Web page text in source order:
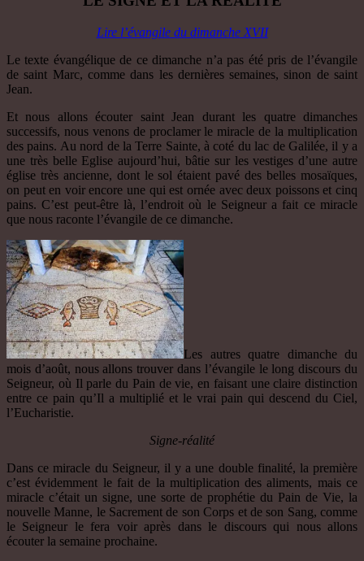
Lire l’évangile du dimanche XVII
Le texte évangélique de ce dimanche n’a pas été pris de l’évangile
de saint Marc, comme dans les dernières semaines, sinon de saint
Jean.
Et nous allons écouter saint Jean durant les quatre dimanches
successifs, nous venons de proclamer le miracle de la multiplication
des pains. Au nord de la Terre Sainte, à coté du lac de Galilée, il y a
une très belle Eglise aujourd’hui, bâtie sur les vestiges d’une autre
église très ancienne, dont le sol étaient pavé des belles mosaïques,
on peut en voir encore une qui est ornée avec deux poissons et cinq
pains. C’est peut-être là, l’endroit où le Seigneur a fait ce miracle
que nous raconte l’évangile de ce dimanche.
Les autres quatre dimanche du
mois d’août, nous allons trouver dans l’évangile le long discours du
Seigneur, où Il parle du Pain de vie, en faisant une claire distinction
entre ce pain qu’Il a multiplié et le vrai pain qui descend du Ciel,
l’Eucharistie.
Signe-réalité
Dans ce miracle du Seigneur, il y a une double finalité, la première
c’est évidemment le fait de la multiplication des aliments, mais ce
miracle c’était un signe, une sorte de prophétie du Pain de Vie, la
nouvelle Manne, le Sacrement de son Corps et de son Sang, comme
le Seigneur le fera voir après dans le discours qui nous allons
écouter la semaine prochaine.